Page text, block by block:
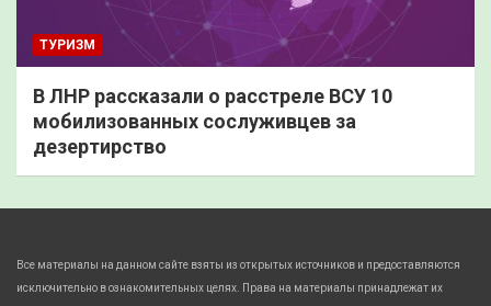
ТУРИЗМ
В ЛНР рассказали о расстреле ВСУ 10
мобилизованных сослуживцев за
дезертирство
Все материалы на данном сайте взяты из открытых источников и предоставляются
исключительно в ознакомительных целях. Права на материалы принадлежат их